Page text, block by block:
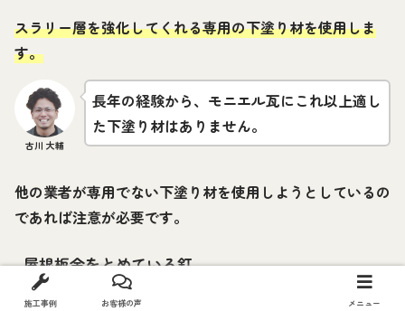
スラリー層を強化してくれる専用の下塗り材を使用しま
す。
古川 大輔
長年の経験から、モニエル瓦にこれ以上適し
た下塗り材はありません。
他の業者が専用でない下塗り材を使用しようとしているの
であれば注意が必要です。
屋根板金をとめている釘
施工事例 お客様の声 メニュー